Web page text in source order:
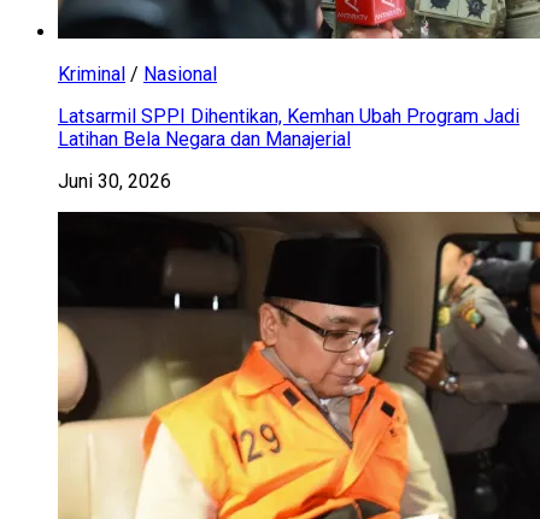
Kriminal / Nasional
Latsarmil SPPI Dihentikan, Kemhan Ubah Program Jadi
Latihan Bela Negara dan Manajerial
Juni 30, 2026